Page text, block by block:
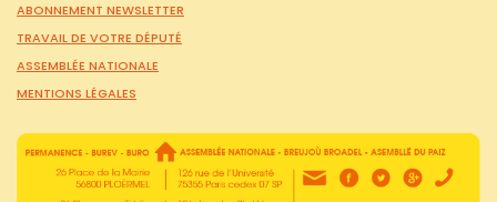
ABONNEMENT NEWSLETTER
TRAVAIL DE VOTRE DÉPUTÉ
ASSEMBLÉE NATIONALE
MENTIONS LÉGALES